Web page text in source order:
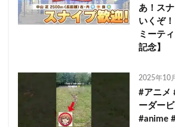
あ！ス
いくぞ
ミーテ
記念】
2025年10
#アニメ
ーダー
#anime